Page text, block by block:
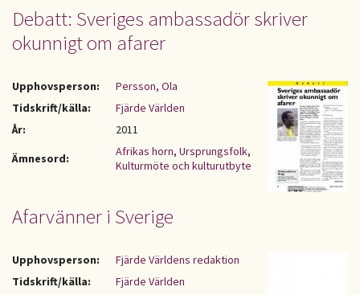
Debatt: Sveriges ambassadör skriver
okunnigt om afarer
Upphovsperson:
Persson, Ola
Tidskrift/källa:
Fjärde Världen
År:
2011
Ämnesord:
Afrikas horn, Ursprungsfolk,
Kulturmöte och kulturutbyte
Afarvänner i Sverige
Upphovsperson:
Fjärde Världens redaktion
Tidskrift/källa:
Fjärde Världen